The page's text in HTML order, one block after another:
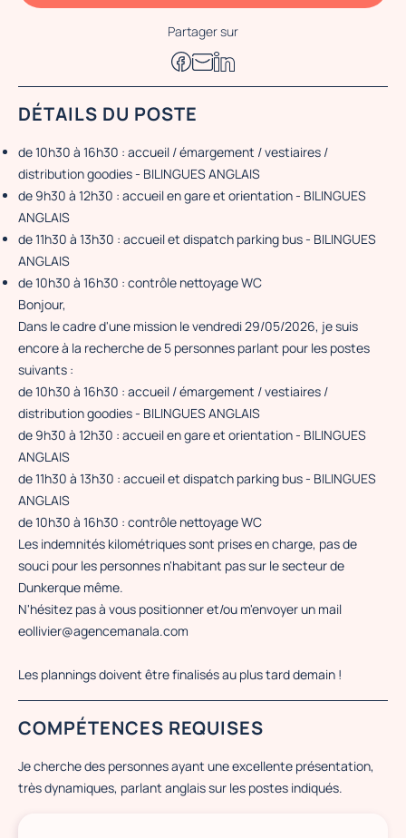
Partager sur
DÉTAILS DU POSTE
de 10h30 à 16h30 : accueil / émargement / vestiaires /
distribution goodies - BILINGUES ANGLAIS
de 9h30 à 12h30 : accueil en gare et orientation - BILINGUES
ANGLAIS
de 11h30 à 13h30 : accueil et dispatch parking bus - BILINGUES
ANGLAIS
de 10h30 à 16h30 : contrôle nettoyage WC
Bonjour,
Dans le cadre d'une mission le vendredi 29/05/2026, je suis
encore à la recherche de 5 personnes parlant pour les postes
suivants :
de 10h30 à 16h30 : accueil / émargement / vestiaires /
distribution goodies - BILINGUES ANGLAIS
de 9h30 à 12h30 : accueil en gare et orientation - BILINGUES
ANGLAIS
de 11h30 à 13h30 : accueil et dispatch parking bus - BILINGUES
ANGLAIS
de 10h30 à 16h30 : contrôle nettoyage WC
Les indemnités kilométriques sont prises en charge, pas de
souci pour les personnes n'habitant pas sur le secteur de
Dunkerque même.
N'hésitez pas à vous positionner et/ou m'envoyer un mail
eollivier@agencemanala.com
Les plannings doivent être finalisés au plus tard demain !
COMPÉTENCES REQUISES
Je cherche des personnes ayant une excellente présentation,
très dynamiques, parlant anglais sur les postes indiqués.